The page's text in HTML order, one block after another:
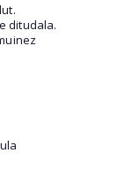
ditudala.